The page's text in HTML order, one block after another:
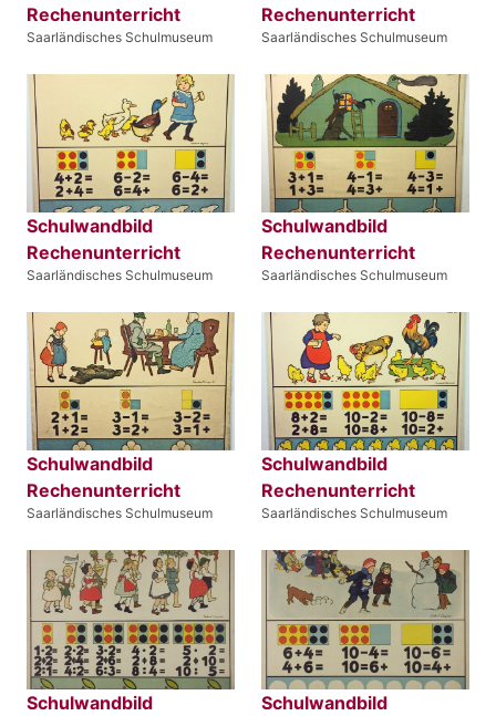
Rechenunterricht
Saarländisches Schulmuseum
Rechenunterricht
Saarländisches Schulmuseum
Schulwandbild
Rechenunterricht
Saarländisches Schulmuseum
Schulwandbild
Rechenunterricht
Saarländisches Schulmuseum
Schulwandbild
Rechenunterricht
Saarländisches Schulmuseum
Schulwandbild
Rechenunterricht
Saarländisches Schulmuseum
Schulwandbild
Schulwandbild